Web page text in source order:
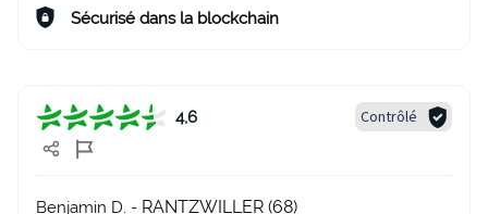
Sécurisé dans la blockchain
4,6 Contrôlé
Benjamin D. - RANTZWILLER (68)